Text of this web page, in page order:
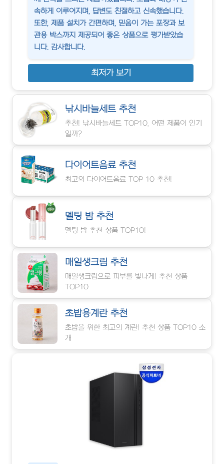
속하게 이루어지며, 답변도 친절하고 신속했습니다.
또한, 제품 설치가 간편하며, 믿음이 가는 포장과 보
관용 박스까지 제공되어 좋은 상품으로 평가받았습
니다. 감사합니다.
최저가 보기
낚시바늘세트 추천
추천! 낚시바늘세트 TOP10, 어떤 제품이 인기
일까?
다이어트음료 추천
최고의 다이어트음료 TOP 10 추천!
멜팅 밤 추천
멜팅 밤 추천 상품 TOP10!
매일생크림 추천
매일생크림으로 피부를 빛나게! 추천 상품
TOP10
초밥용계란 추천
초밥을 위한 최고의 계란! 추천 상품 TOP10 소
개